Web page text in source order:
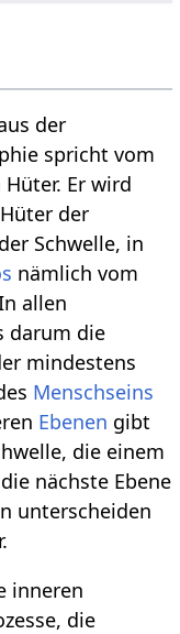
der
spricht vom
Er wird
der
Schwelle, in
nämlich vom
allen
darum die
mindestens
Menschseins
Ebenen gibt
die einem
nächste Ebene
unterscheiden
inneren
die